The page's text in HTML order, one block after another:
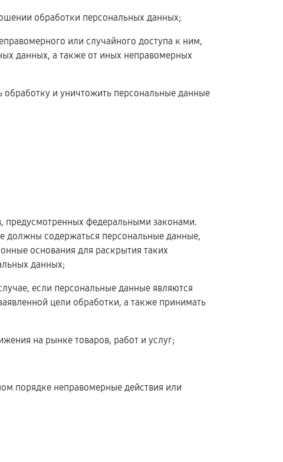
обработки персональных данных;
или случайного доступа к ним,
данных, а также от иных неправомерных
обработку и уничтожить персональные данные
предусмотренных федеральными законами.
должны содержаться персональные данные,
основания для раскрытия таких
данных;
если персональные данные являются
цели обработки, а также принимать
на рынке товаров, работ и услуг;
порядке неправомерные действия или